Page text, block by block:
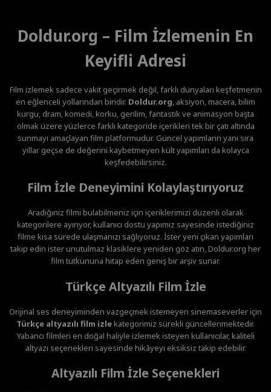
Doldur.org – Film İzlemenin En
Keyifli Adresi
Film izlemek sadece vakit geçirmek değil, farklı dünyaları keşfetmenin
en eğlenceli yollarından biridir. Doldur.org, aksiyon, macera, bilim
kurgu, dram, komedi, korku, gerilim, fantastik ve animasyon başta
olmak üzere yüzlerce farklı kategoride içerikleri tek bir çatı altında
sunmayı amaçlayan film platformudur. Güncel yapımların yanı sıra
yıllar geçse de değerini kaybetmeyen kült yapımları da kolayca
keşfedebilirsiniz.
Film İzle Deneyimini Kolaylaştırıyoruz
Aradığınız filmi bulabilmeniz için içeriklerimizi düzenli olarak
kategorilere ayırıyor, kullanıcı dostu yapımız sayesinde istediğiniz
filme kısa sürede ulaşmanızı sağlıyoruz. İster yeni çıkan yapımları
takip edin ister unutulmaz klasiklere yeniden göz atın, Doldur.org her
film tutkununa hitap eden geniş bir arşiv sunar.
Türkçe Altyazılı Film İzle
Orijinal ses deneyiminden vazgeçmek istemeyen sinemaseverler için
Türkçe altyazılı film izlekategorimiz sürekli güncellenmektedir.
Yabancı filmleri en doğal haliyle izlemek isteyen kullanıcılar, kaliteli
altyazı seçenekleri sayesinde hikâyeyi eksiksiz takip edebilir.
Altyazılı Film İzle Seçenekleri